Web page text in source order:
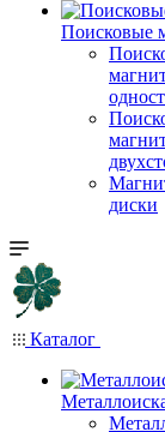
Поисковые
диски
Каталог